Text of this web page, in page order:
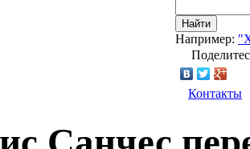
Найти
Например:
Контакты